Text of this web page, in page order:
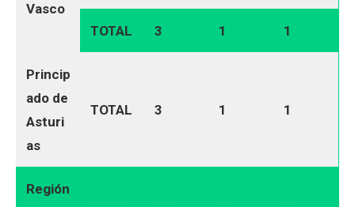
Vasco
TOTAL 3 1 1
Princip
ado de
Asturi
as
TOTAL 3 1 1
Región